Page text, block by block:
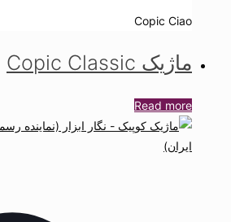
Copic Ciao
ماژیک Copic Classic
Read more